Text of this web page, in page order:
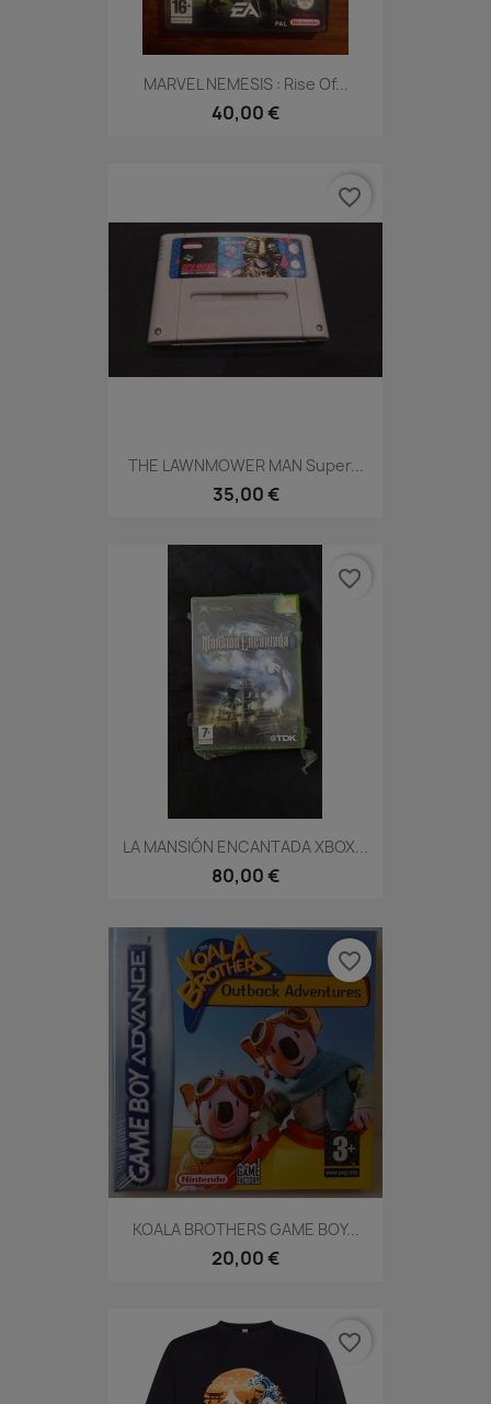
MARVEL NEMESIS : Rise Of...
40,00 €
THE LAWNMOWER MAN Super...
35,00 €
favorite_border
LA MANSIÓN ENCANTADA XBOX...
80,00 €
favorite_border
KOALA BROTHERS GAME BOY...
20,00 €
favorite_border
favorite_border